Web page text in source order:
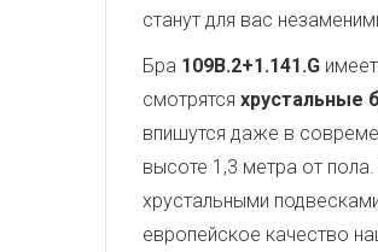
станут для вас
Бра 109B.2+1.141.G
смотрятся хрустальные
впишутся даже в
высоте 1,3 метра от
хрустальными
европейское качество